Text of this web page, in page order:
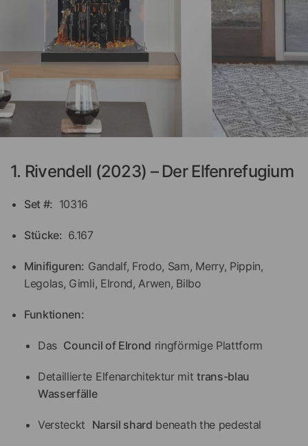
1. Rivendell (2023) – Der Elfenrefugium
Set #: 10316
Stücke: 6.167
Minifiguren: Gandalf, Frodo, Sam, Merry, Pippin,
Legolas, Gimli, Elrond, Arwen, Bilbo
Funktionen:
Das Council of Elrond ringförmige Plattform
Detaillierte Elfenarchitektur mit trans-blau
Wasserfälle
Versteckt Narsil shard beneath the pedestal